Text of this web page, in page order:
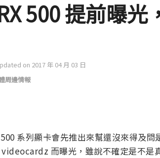
500 提前曝光
on 2017 年 04 月 03 日
周邊情報
系列顯卡會先推出來幫還沒來得及問
而曝光，雖說不確定是不是